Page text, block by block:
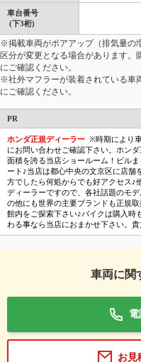
車台番号
(下3桁)
※掲載車両がボアアップ（排気量の
区分が変更となる場合があります
にご確認ください。
※社外マフラーが装着されている車
にご確認ください。
PR
ホンダ正規ディーラー ※時期により
にお問い合わせご確認下さい。ホン
面積を誇る当店ショールーム！ビル
ート♪当店は都心中央の文京区に店舗
方でしたら何処からでも好アクセス♪
ディーラーですので、各社話題のモ
の他にも世界の主要ブランドも正規
館内をご探索下さい♪バイクは購入時
わる事なら当店におまかせ下さい。
車両に関
お見